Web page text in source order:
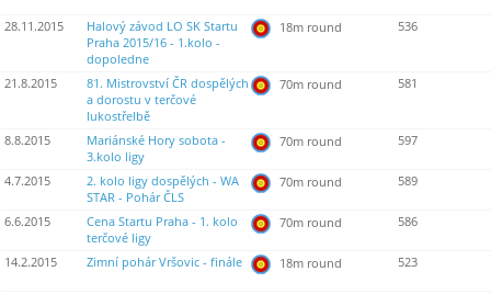
28.11.2015
Halový závod LO SK Startu
Praha 2015/16 - 1.kolo -
dopoledne
18m round 536
21.8.2015
81. Mistrovství ČR dospělých
a dorostu v terčové
lukostřelbě
70m round 581
8.8.2015
Mariánské Hory sobota -
3.kolo ligy
70m round 597
4.7.2015
2. kolo ligy dospělých - WA
STAR - Pohár ČLS
70m round 589
6.6.2015
Cena Startu Praha - 1. kolo
terčové ligy
70m round 586
14.2.2015 Zimní pohár Vršovic - finále 18m round 523